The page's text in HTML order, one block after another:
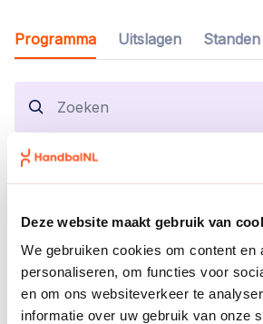
Deze website maakt gebruik van
We gebruiken cookies om content en
personaliseren, om functies voor
en om ons websiteverkeer te
informatie over uw gebruik van onze
Programma Uitslagen Standen
DATUM FILTER
Alle filters wissen